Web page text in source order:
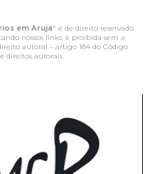
em Arujá" é de direito reservado.
nossos links, é proibida sem a
autoral – artigo 184 do Código
direitos autorais.